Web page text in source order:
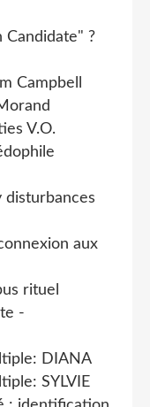
Candidate" ?
Campbell
V.O.
disturbances
aux
rituel
-
DIANA
SYLVIE